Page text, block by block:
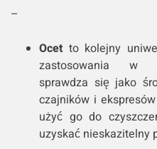
–
Ocetto kolejny
zastosowania w
sprawdza się jako
czajników i
użyć go do
uzyskać nieskazitelny